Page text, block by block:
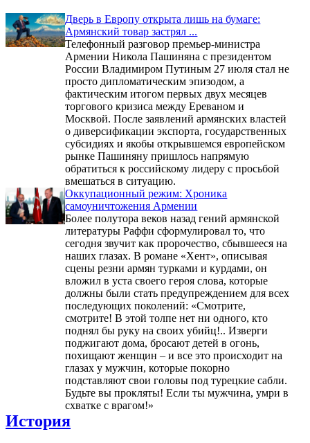
Дверь в Европу открыта лишь на бумаге:
Армянский товар застрял ...
Телефонный разговор премьер-министра
Армении Никола Пашиняна с президентом
России Владимиром Путиным 27 июля стал не
просто дипломатическим эпизодом, а
фактическим итогом первых двух месяцев
торгового кризиса между Ереваном и
Москвой. После заявлений армянских властей
о диверсификации экспорта, государственных
субсидиях и якобы открывшемся европейском
рынке Пашиняну пришлось напрямую
обратиться к российскому лидеру с просьбой
вмешаться в ситуацию.
Оккупационный режим: Хроника
самоуничтожения Армении
Более полутора веков назад гений армянской
литературы Раффи сформулировал то, что
сегодня звучит как пророчество, сбывшееся на
наших глазах. В романе «Хент», описывая
сцены резни армян турками и курдами, он
вложил в уста своего героя слова, которые
должны были стать предупреждением для всех
последующих поколений: «Смотрите,
смотрите! В этой толпе нет ни одного, кто
поднял бы руку на своих убийц!.. Изверги
поджигают дома, бросают детей в огонь,
похищают женщин – и все это происходит на
глазах у мужчин, которые покорно
подставляют свои головы под турецкие сабли.
Будьте вы прокляты! Если ты мужчина, умри в
схватке с врагом!»
История